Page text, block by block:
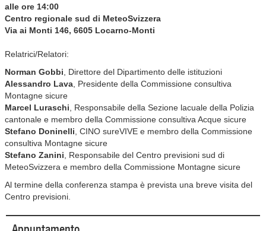
alle ore 14:00
Centro regionale sud di MeteoSvizzera
Via ai Monti 146, 6605 Locarno-Monti
Relatrici/Relatori:
Norman Gobbi , Direttore del Dipartimento delle istituzioni
Alessandro Lava , Presidente della Commissione consultiva
Montagne sicure
Marcel Luraschi , Responsabile della Sezione lacuale della Polizia
cantonale e membro della Commissione consultiva Acque sicure
Stefano Doninelli , CINO sureVIVE e membro della Commissione
consultiva Montagne sicure
Stefano Zanini , Responsabile del Centro previsioni sud di
MeteoSvizzera e membro della Commissione Montagne sicure
Al termine della conferenza stampa è prevista una breve visita del
Centro previsioni.